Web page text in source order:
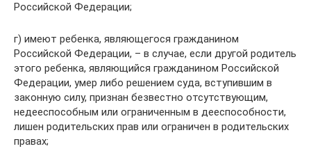
Российской Федерации;
г) имеют ребенка, являющегося гражданином
Российской Федерации, – в случае, если другой родитель
этого ребенка, являющийся гражданином Российской
Федерации, умер либо решением суда, вступившим в
законную силу, признан безвестно отсутствующим,
недееспособным или ограниченным в дееспособности,
лишен родительских прав или ограничен в родительских
правах;